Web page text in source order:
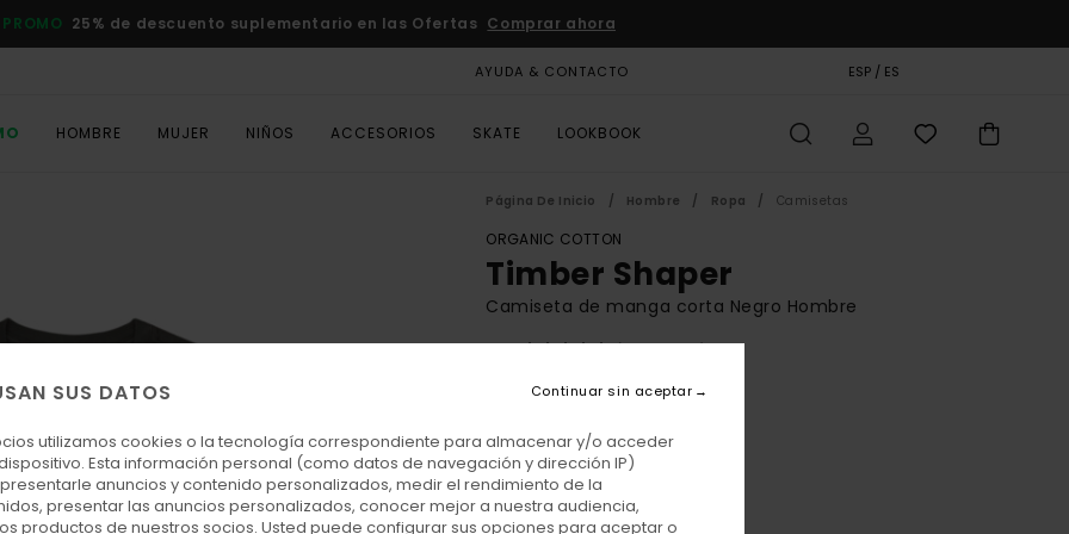
PROMO 25% de descuento suplementario en las Ofertas Comprar ahora
AYUDA & CONTACTO ESP / ES
HOMBRE MUJER NIÑOS ACCESORIOS SKATE LOOKBOOK
Página De Inicio Hombre Ropa Camisetas
ORGANIC COTTON
Timber Shaper
Camiseta de manga corta Negro Hombre
5.0
ECO-BONUS
15,75 €
OFERTAS
DOBLE PROMO -25% EXTRA
SUS DATOS
utilizamos cookies o la tecnología correspondiente para almacenar y/o acceder
Esta información personal (como datos de navegación y dirección IP)
anuncios y contenido personalizados, medir el rendimiento de la
presentar las anuncios personalizados, conocer mejor a nuestra audiencia,
productos de nuestros socios. Usted puede configurar sus opciones para aceptar o
Continuar sin aceptar